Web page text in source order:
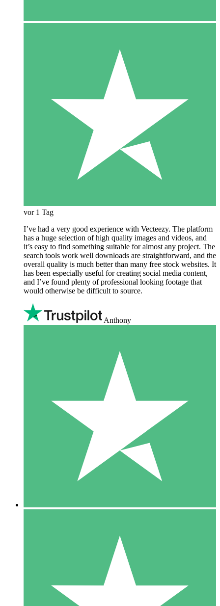
vor 1 Tag
I’ve had a very good experience with Vecteezy. The platform
has a huge selection of high quality images and videos, and
it’s easy to find something suitable for almost any project. The
search tools work well downloads are straightforward, and the
overall quality is much better than many free stock websites. It
has been especially useful for creating social media content,
and I’ve found plenty of professional looking footage that
would otherwise be difficult to source.
Anthony